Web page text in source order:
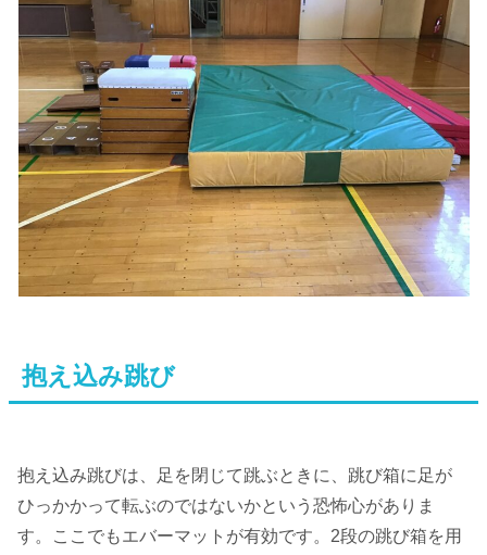
抱え込み跳び
抱え込み跳びは、足を閉じて跳ぶときに、跳び箱に足が
ひっかかって転ぶのではないかという恐怖心がありま
す。ここでもエバーマットが有効です。2段の跳び箱を用